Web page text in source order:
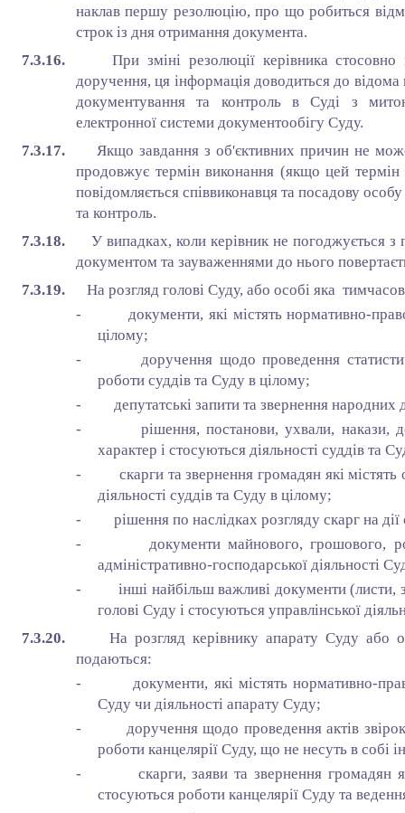
наклав першу резолюцію, про що робиться
строк із дня отримання документа.
7.3.16.При зміні резолюції керівника
доручення, ця інформація доводиться до відома
документування та контроль в Суді з
електронної системи документообігу Суду.
7.3.17.Якщо завдання з об'єктивних причин не
продовжує термін виконання (якщо цей
повідомляється співвиконавця та посадову
та контроль.
7.3.18.У випадках, коли керівник не погоджується з
документом та зауваженнями до нього
7.3.19. На розгляд голові Суду, або особі яка
- документи, які містять нормативно-
цілому;
- доручення щодо проведення
роботи суддів та Суду в цілому;
- депутатські запити та звернення народних
- рішення, постанови, ухвали, накази,
характер і стосуються діяльності суддів та
- скарги та звернення громадян які містять
діяльності суддів та Суду в цілому;
- рішення по наслідках розгляду скарг на дії
- документи майнового, грошового,
адміністративно-господарської діяльності
- інші найбільш важливі документи (листи,
голові Суду і стосуються управлінської
7.3.20. На розгляд керівнику апарату Суду або
подаються:
- документи, які містять нормативно-
Суду чи діяльності апарату Суду;
- доручення щодо проведення актів звірок,
роботи канцелярії Суду, що не несуть в собі
- скарги, заяви та звернення громадян які
стосуються роботи канцелярії Суду та